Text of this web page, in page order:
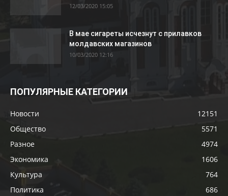
12/03/2020 15:05
В мае сигареты исчезнут с прилавков
молдавских магазинов
10/03/2020 12:16
ПОПУЛЯРНЫЕ КАТЕГОРИИ
Новости
12151
Общество
5571
Разное
4974
Экономика
1606
Культура
764
Политика
686